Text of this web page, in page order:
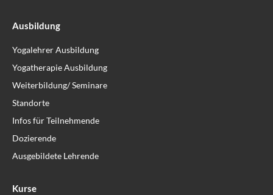
Ausbildung
Yogalehrer Ausbildung
Yogatherapie Ausbildung
Weiterbildung/ Seminare
Standorte
Infos für Teilnehmende
Dozierende
Ausgebildete Lehrende
Kurse